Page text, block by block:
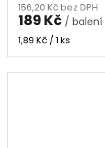
156,20 Kč bez DPH
189 Kč / balení
Měrná
1,89 Kč / 1 ks